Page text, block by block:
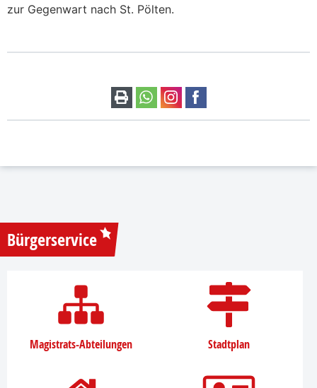
zur Gegenwart nach St. Pölten.
Bürgerservice
Magistrats-Abteilungen Stadtplan